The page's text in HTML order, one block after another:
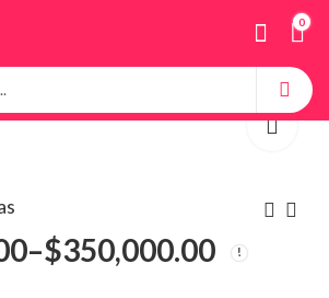
0
–$350,000.00